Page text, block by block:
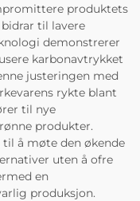
produktets
til lavere
demonstrerer
karbonavtrykket
justeringen med
rykte blant
til nye
produkter.
å møte den økende
uten å ofre
en
produksjon.